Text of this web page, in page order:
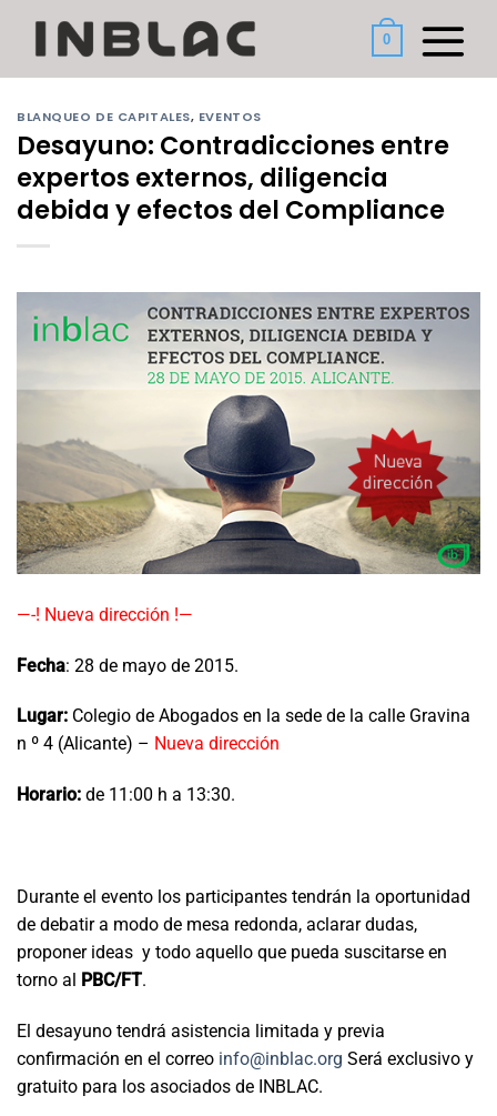
0
BLANQUEO DE CAPITALES, EVENTOS
Desayuno: Contradicciones entre
expertos externos, diligencia
debida y efectos del Compliance
—-! Nueva dirección !—
Fecha: 28 de mayo de 2015.
Lugar: Colegio de Abogados en la sede de la calle Gravina
n º 4 (Alicante) – Nueva dirección
Horario: de 11:00 h a 13:30.
Durante el evento los participantes tendrán la oportunidad
de debatir a modo de mesa redonda, aclarar dudas,
proponer ideas y todo aquello que pueda suscitarse en
torno al PBC/FT.
El desayuno tendrá asistencia limitada y previa
confirmación en el correo info@inblac.org Será exclusivo y
gratuito para los asociados de INBLAC.